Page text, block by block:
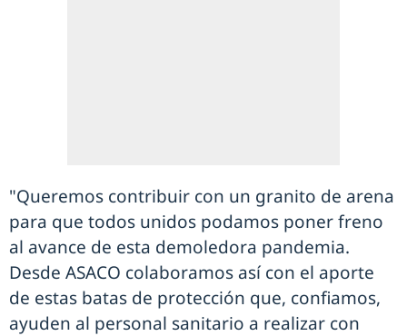
"Queremos contribuir con un granito de arena
para que todos unidos podamos poner freno
al avance de esta demoledora pandemia.
Desde ASACO colaboramos así con el aporte
de estas batas de protección que, confiamos,
ayuden al personal sanitario a realizar con